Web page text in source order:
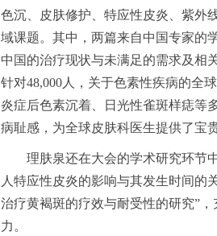
色沉、皮肤修护、特应性皮炎、紫外
域课题。其中，两篇来自中国专家的
中国的治疗现状与未满足的需求及相
针对48,000人，关于色素性疾病的全
炎症后色素沉着、日光性雀斑样痣等
病耻感，为全球皮肤科医生提供了宝
理肤泉还在大会的学术研究环节
人特应性皮炎的影响与其发生时间的
治疗黄褐斑的疗效与耐受性的研究”
力。